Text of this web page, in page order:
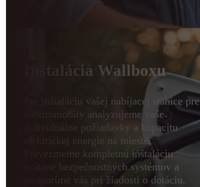
Inštalácia Wallboxu
Pre inštaláciu vašej nabíjacej stanice pre
elektromobily analyzujeme vaše
individuálne požiadavky a kapacitu
elektrickej energie na mieste.
Prevezmeme kompletnú inštaláciu
vrátane bezpečnostných systémov a
podporíme vás pri žiadosti o dotáciu.